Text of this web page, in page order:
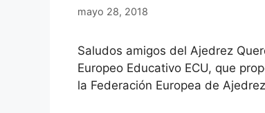
mayo 28, 2018
Saludos amigos del Ajedrez
Europeo Educativo ECU, que
la Federación Europea de